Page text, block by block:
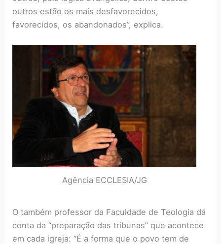
outros estão os mais desfavorecidos,
favorecidos, os abandonados”, explica.
Agência ECCLESIA/JG
O também professor da Faculdade de Teologia dá
conta da “preparação das tribunas” que acontece
em cada igreja: “É a forma que o povo tem de